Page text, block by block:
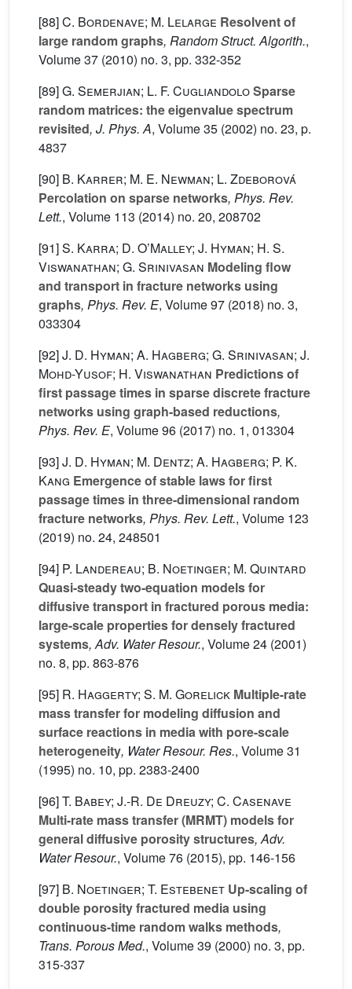
[88]C. Bordenave; M. Lelarge Resolvent of
large random graphs, Random Struct. Algorith.,
Volume 37 (2010) no. 3, pp. 332-352
[89]G. Semerjian; L. F. CugliandoloSparse
random matrices: the eigenvalue spectrum
revisited, J. Phys. A, Volume 35 (2002) no. 23, p.
4837
[90] B. Karrer; M. E. Newman; L. Zdeborová
Percolation on sparse networks, Phys. Rev.
Lett., Volume 113 (2014) no. 20, 208702
[91]S. Karra; D. O’Malley; J. Hyman; H. S.
Viswanathan; G. Srinivasan Modeling flow
and transport in fracture networks using
graphs, Phys. Rev. E, Volume 97 (2018) no. 3,
033304
[92]J. D. Hyman; A. Hagberg; G. Srinivasan; J.
Mohd-Yusof; H. Viswanathan Predictions of
first passage times in sparse discrete fracture
networks using graph-based reductions,
Phys. Rev. E, Volume 96 (2017) no. 1, 013304
[93]J. D. Hyman; M. Dentz; A. Hagberg; P. K.
Kang Emergence of stable laws for first
passage times in three-dimensional random
fracture networks, Phys. Rev. Lett., Volume 123
(2019) no. 24, 248501
[94] P. Landereau; B. Noetinger; M. Quintard
Quasi-steady two-equation models for
diffusive transport in fractured porous media:
large-scale properties for densely fractured
systems, Adv. Water Resour., Volume 24 (2001)
no. 8, pp. 863-876
[95] R. Haggerty; S. M. Gorelick Multiple-rate
mass transfer for modeling diffusion and
surface reactions in media with pore-scale
heterogeneity, Water Resour. Res., Volume 31
(1995) no. 10, pp. 2383-2400
[96]T. Babey; J.-R. De Dreuzy; C. Casenave
Multi-rate mass transfer (MRMT) models for
general diffusive porosity structures, Adv.
Water Resour., Volume 76 (2015), pp. 146-156
[97] B. Noetinger; T. Estebenet Up-scaling of
double porosity fractured media using
continuous-time random walks methods,
Trans. Porous Med., Volume 39 (2000) no. 3, pp.
315-337